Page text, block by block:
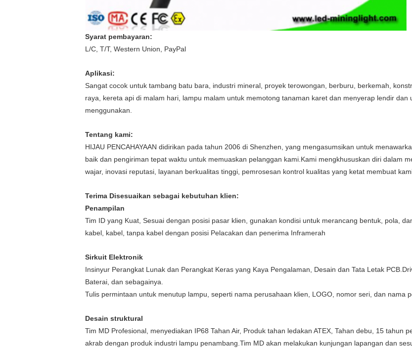
Syarat pembayaran:
L/C, T/T, Western Union, PayPal
Aplikasi:
Sangat cocok untuk tambang batu bara, industri mineral, proyek terowongan, berburu, berkemah,
raya, kereta api di malam hari, lampu malam untuk memotong tanaman karet dan menyerap lendir
menggunakan.
Tentang kami:
HIJAU PENCAHAYAAN didirikan pada tahun 2006 di Shenzhen, yang mengasumsikan untuk
baik dan pengiriman tepat waktu untuk memuaskan pelanggan kami.Kami mengkhususkan diri dalam
wajar, inovasi reputasi, layanan berkualitas tinggi, pemrosesan kontrol kualitas yang ketat membuat
Terima Disesuaikan sebagai kebutuhan klien:
Penampilan
Tim ID yang Kuat, Sesuai dengan posisi pasar klien, gunakan kondisi untuk merancang bentuk, pola,
kabel, kabel, tanpa kabel dengan posisi Pelacakan dan penerima Inframerah
Sirkuit Elektronik
Insinyur Perangkat Lunak dan Perangkat Keras yang Kaya Pengalaman, Desain dan Tata Letak
Baterai, dan sebagainya.
Tulis permintaan untuk menutup lampu, seperti nama perusahaan klien, LOGO, nomor seri, dan nama
Desain struktural
Tim MD Profesional, menyediakan IP68 Tahan Air, Produk tahan ledakan ATEX, Tahan debu, 15 tahun
akrab dengan produk industri lampu penambang.Tim MD akan melakukan kunjungan lapangan dan